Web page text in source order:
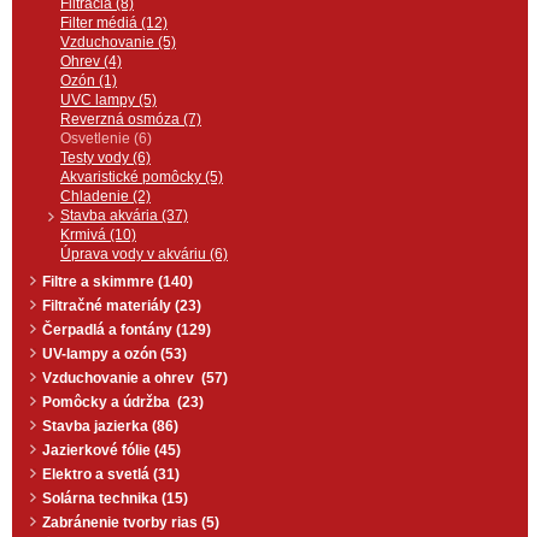
Filtrácia (8)
Filter médiá (12)
Vzduchovanie (5)
Ohrev (4)
Ozón (1)
UVC lampy (5)
Reverzná osmóza (7)
Osvetlenie (6)
Testy vody (6)
Akvaristické pomôcky (5)
Chladenie (2)
Stavba akvária (37)
Krmivá (10)
Úprava vody v akváriu (6)
Filtre a skimmre (140)
Filtračné materiály (23)
Čerpadlá a fontány (129)
UV-lampy a ozón (53)
Vzduchovanie a ohrev (57)
Pomôcky a údržba (23)
Stavba jazierka (86)
Jazierkové fólie (45)
Elektro a svetlá (31)
Solárna technika (15)
Zabránenie tvorby rias (5)